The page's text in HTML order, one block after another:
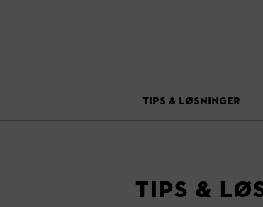
TIPS & LØSNINGER
Tips &